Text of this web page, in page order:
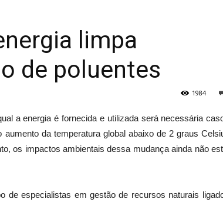
limpa
de poluentes
1984
a energia é fornecida e utilizada será necessária
da temperatura global abaixo de 2 graus
os impactos ambientais dessa mudança ainda não
de especialistas em gestão de recursos naturais